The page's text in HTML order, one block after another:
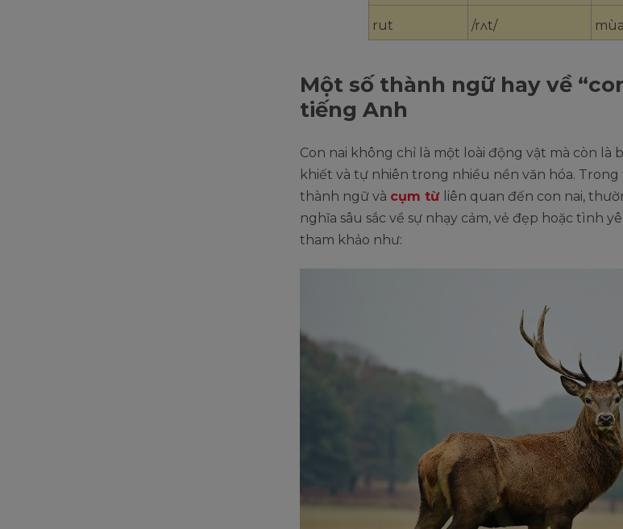
rut /rʌt/
Một số thành ngữ hay về
tiếng Anh
Con nai không chỉ là một loài động vật mà còn là
khiết và tự nhiên trong nhiều nền văn hóa. Trong
thành ngữ và cụm từ liên quan đến con nai,
nghĩa sâu sắc về sự nhạy cảm, vẻ đẹp hoặc tình
tham khảo như: